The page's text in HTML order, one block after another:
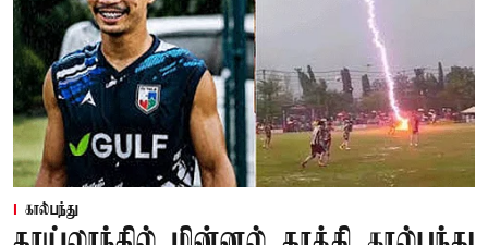
கால்பந்து